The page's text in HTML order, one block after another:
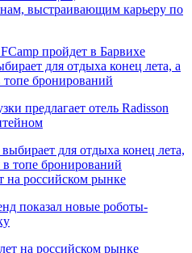
выстраивающим карьеру по
для отдыха конец лета, а
топе бронирований
предлагает отель Radisson
на российском рынке
показал новые роботы-